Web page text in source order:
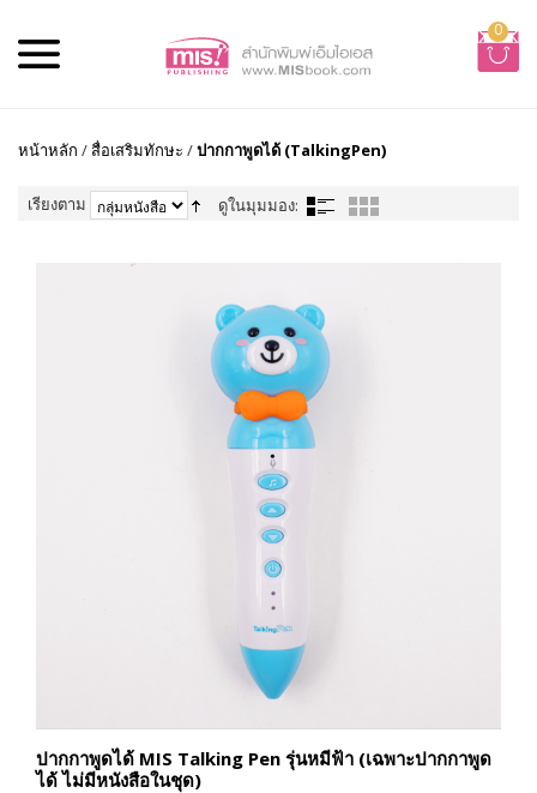
0
หน้าหลัก /สื่อเสริมทักษะ /ปากกาพูดได้ (TalkingPen)
เรียงตาม ดูในมุมมอง:
ปากกาพูดได้ MIS Talking Pen รุ่นหมีฟ้า (เฉพาะปากกาพูด
ได้ ไม่มีหนังสือในชุด)